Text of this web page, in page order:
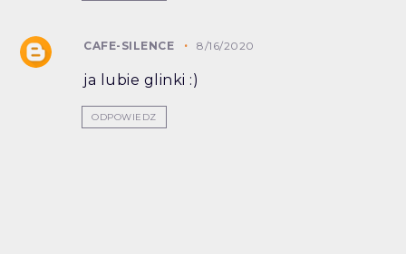
CAFE-SILENCE 8/16/2020
ja lubie glinki :)
ODPOWIEDZ